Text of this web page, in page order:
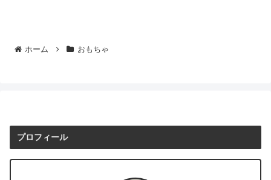
ホーム おもちゃ
プロフィール